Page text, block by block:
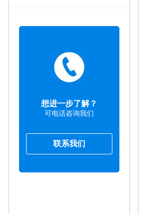
想进一步了解？
可电话咨询我们
联系我们